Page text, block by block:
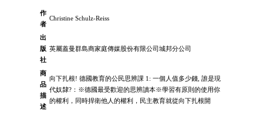
作
者
Christine Schulz-Reiss
出
版
社
英屬蓋曼群島商家庭傳媒股份有限公司城邦分公司
商
品
描
述
向下扎根! 德國教育的公民思辨課 1: 一個人值多少錢, 誰是現
代奴隸?：※德國最受歡迎的思辨讀本※學習有原則的使用你
的權利，同時捍衛他人的權利，民主教育就從向下扎根開